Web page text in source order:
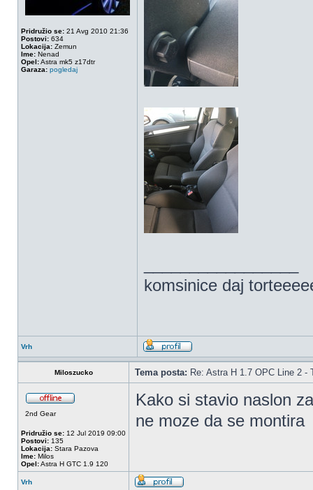
Pridružio se: 21 Avg 2010 21:36
Postovi: 634
Lokacija: Zemun
Ime: Nenad
Opel:Astra mk5 z17dtr
Garaza: pogledaj
komsinice daj
Vrh
Miloszucko Tema posta: Re: Astra H 1.7 OPC Line 2 -
2nd Gear
Pridružio se: 12 Jul 2019 09:00
Postovi: 135
Lokacija: Stara Pazova
Ime: Milos
Opel:Astra H GTC 1.9 120
Kako si stavio naslon
ne moze da se montira
Vrh